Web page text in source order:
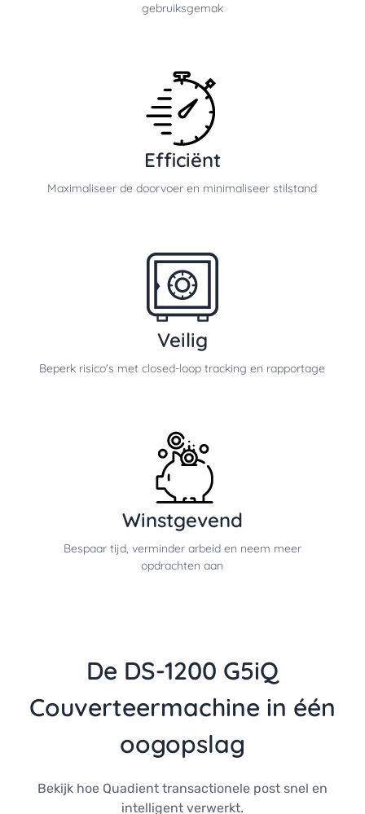
gebruiksgemak
Efficiënt
Maximaliseer de doorvoer en minimaliseer stilstand
Veilig
Beperk risico's met closed-loop tracking en rapportage
Winstgevend
Bespaar tijd, verminder arbeid en neem meer
opdrachten aan
De DS-1200 G5iQ
Couverteermachine in één
oogopslag
Bekijk hoe Quadient transactionele post snel en
intelligent verwerkt.